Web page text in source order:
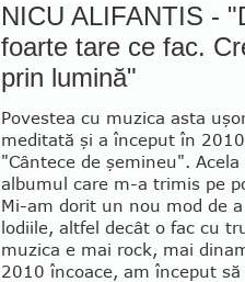
NICU ALIFANTIS -
foarte tare ce fac.
prin lumină"
Povestea cu muzica asta
me­ditată şi a început în
"Cântece de şe­mi­neu". Acela
albumul care m-a trimis pe
Mi-am dorit un nou mod de
lodiile, altfel decât o fac cu
muzica e mai rock, mai
2010 în­coa­ce, am în­ceput